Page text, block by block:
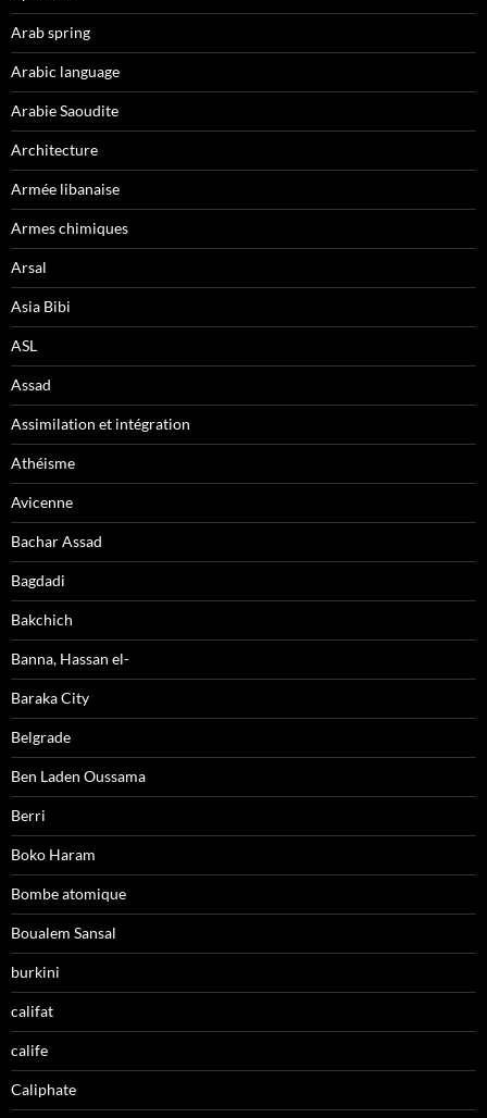
Arab spring
Arabic language
Arabie Saoudite
Architecture
Armée libanaise
Armes chimiques
Arsal
Asia Bibi
ASL
Assad
Assimilation et intégration
Athéisme
Avicenne
Bachar Assad
Bagdadi
Bakchich
Banna, Hassan el-
Baraka City
Belgrade
Ben Laden Oussama
Berri
Boko Haram
Bombe atomique
Boualem Sansal
burkini
califat
calife
Caliphate